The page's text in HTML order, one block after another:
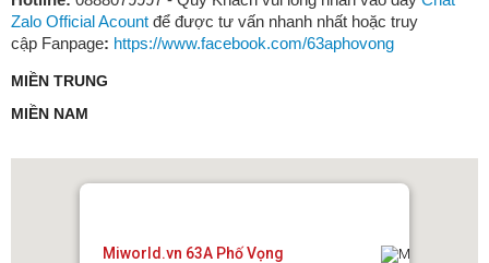
Zalo Official Acount để được tư vấn nhanh nhất hoặc truy
cập Fanpage: https://www.facebook.com/63aphovong
MIỀN TRUNG
MIỀN NAM
Miworld.vn 63A Phố Vọng